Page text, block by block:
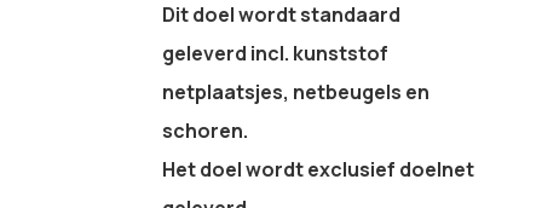
Dit doel wordt standaard
geleverd incl. kunststof
netplaatsjes, netbeugels en
schoren.
Het doel wordt exclusief doelnet